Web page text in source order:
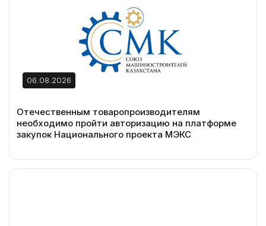
06.08.2026
Отечественным товаропроизводителям
необходимо пройти авторизацию на платформе
закупок Национального проекта МЭКС